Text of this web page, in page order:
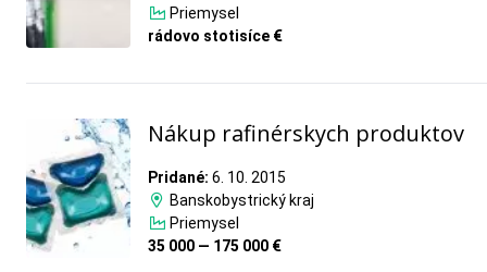
Priemysel
rádovo stotisíce €
Nákup rafinérskych produktov
Pridané: 6. 10. 2015
Banskobystrický kraj
Priemysel
35 000 — 175 000 €